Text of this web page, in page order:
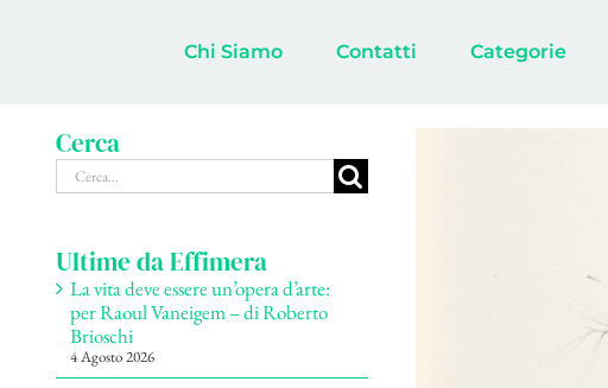
Chi Siamo Contatti Categorie
Cerca
Cerca
per:
Ultime da Effimera
La vita deve essere un’opera d’arte:
per Raoul Vaneigem – di Roberto
Brioschi
4 Agosto 2026